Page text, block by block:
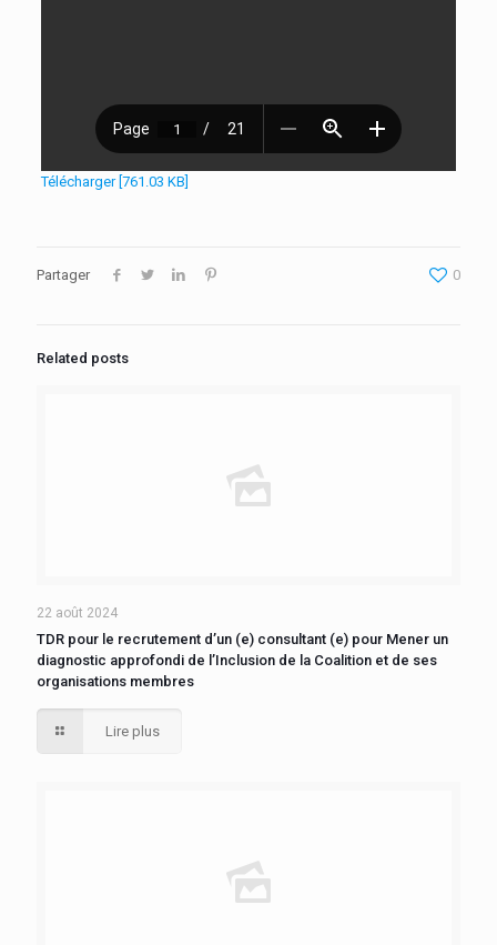
Télécharger [761.03 KB]
Partager 0
Related posts
22 août 2024
TDR pour le recrutement d’un (e) consultant (e) pour Mener un
diagnostic approfondi de l’Inclusion de la Coalition et de ses
organisations membres
Lire plus